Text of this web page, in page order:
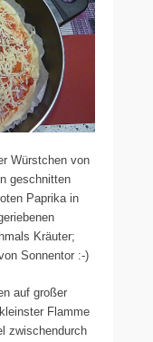
Würstchen von
geschnitten
Paprika in
Kräuter;
Sonnentor :-)
auf großer
Flamme
zwischendurch